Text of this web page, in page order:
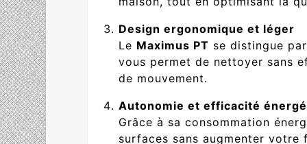
Design ergonomique et léger
Le Maximus PT se distingue
vous permet de nettoyer sans
de mouvement.
Autonomie et efficacité
Grâce à sa consommation
surfaces sans augmenter votre